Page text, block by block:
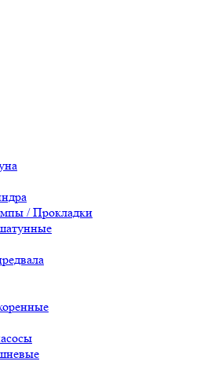
/ Прокладки